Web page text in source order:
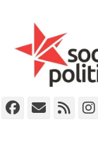
socialistiska
tillgång i kampen för
Facebook
E-